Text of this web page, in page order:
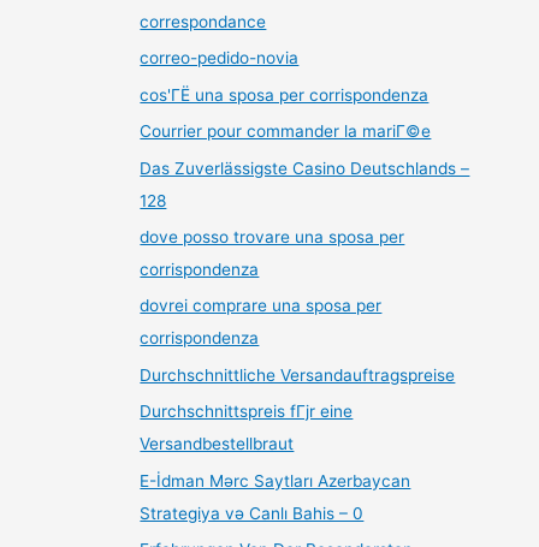
correspondance
correo-pedido-novia
cos'ГЁ una sposa per corrispondenza
Courrier pour commander la mariГ©e
Das Zuverlässigste Casino Deutschlands –
128
dove posso trovare una sposa per
corrispondenza
dovrei comprare una sposa per
corrispondenza
Durchschnittliche Versandauftragspreise
Durchschnittspreis fГјr eine
Versandbestellbraut
E-İdman Mərc Saytları Azerbaycan
Strategiya və Canlı Bahis – 0